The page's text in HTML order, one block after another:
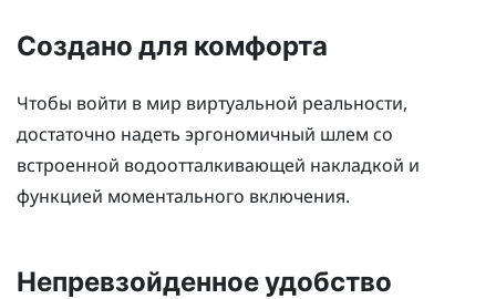
Создано для комфорта
Чтобы войти в мир виртуальной реальности,
достаточно надеть эргономичный шлем со
встроенной водоотталкивающей накладкой и
функцией моментального включения.
Непревзойденное удобство